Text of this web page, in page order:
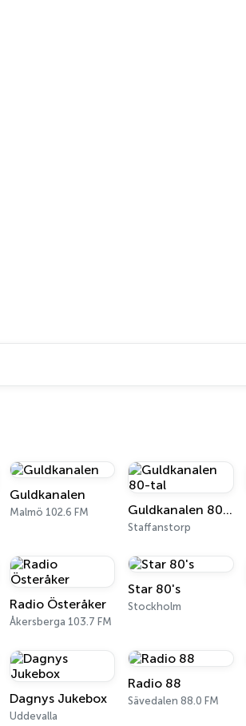
Guldkanalen
Malmö 102.6 FM Guldkanalen 80-tal
Staffanstorp
Radio Österåker
Åkersberga 103.7 FM
Star 80's
Stockholm
Dagnys Jukebox
Uddevalla
Radio 88
Sävedalen 88.0 FM